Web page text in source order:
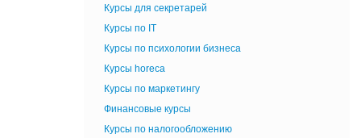
Курсы для секретарей
Курсы по IT
Курсы по психологии бизнеса
Курсы horeca
Курсы по маркетингу
Финансовые курсы
Курсы по налогообложению